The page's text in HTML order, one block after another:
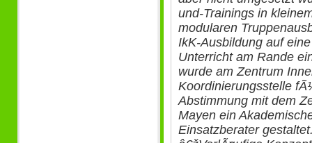
und-Trainings in
modularen
IkK-Ausbildung auf
Unterricht am Rande
wurde am Zentrum
Koordinierungsstelle
Abstimmung mit dem
Mayen ein
Einsatzberater